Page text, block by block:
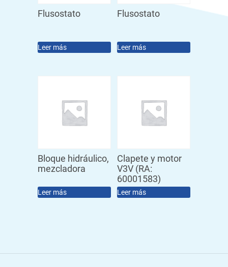
Flusostato
Leer más
Flusostato
Leer más
Bloque hidráulico,
mezcladora
Leer más
Clapete y motor
V3V (RA:
60001583)
Leer más